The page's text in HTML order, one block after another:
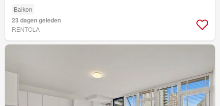
Balkon
23 dagen geleden
RENTOLA